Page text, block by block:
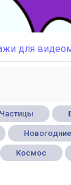
для
Частицы
Новогодние
Космос